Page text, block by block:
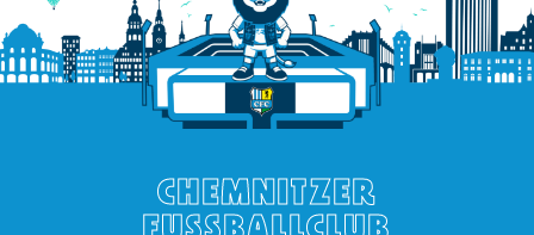
CHEMNITZER